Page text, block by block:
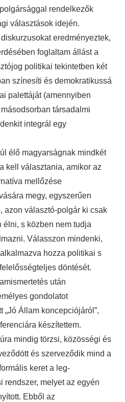
rendelkezők
választások idején.
eredményeztek,
foglaltam állást a
politikai tekintetben két
színesíti és demokratikussá
palettáját (amennyiben
társadalmi
integrál egy
élő magyarságnak mindkét
kell választania, amikor az
mellőzése
megy, egyszerűen
azon választó-polgár ki csak
s közben nem tudja
Válasszon mindenki,
hozza politikai s
döntését.
után
gondolatot
„Jó Állam koncepciójáról”,
készítettem.
mindig törzsi, közösségi és
és szerveződik mind a
keret a leg-
rendszer, melyet az egyén
Ebből az